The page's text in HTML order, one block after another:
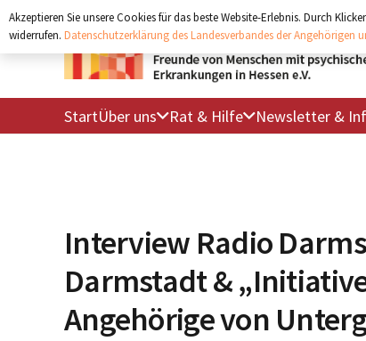
StartÜber uns Rat & Hilfe Newsletter &
Interview Radio
Darmstadt &
Angehörige von
Akzeptieren Sie unsere Cookies für das beste Website-Erlebnis. Durch
widerrufen. Datenschutzerklärung des Landesverbandes der Angehörigen